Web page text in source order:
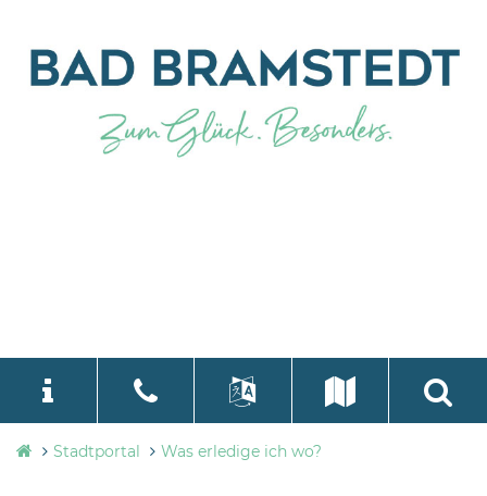
Stadtverwaltung
language
Select Language
Stadtportal Was erledige ich wo?